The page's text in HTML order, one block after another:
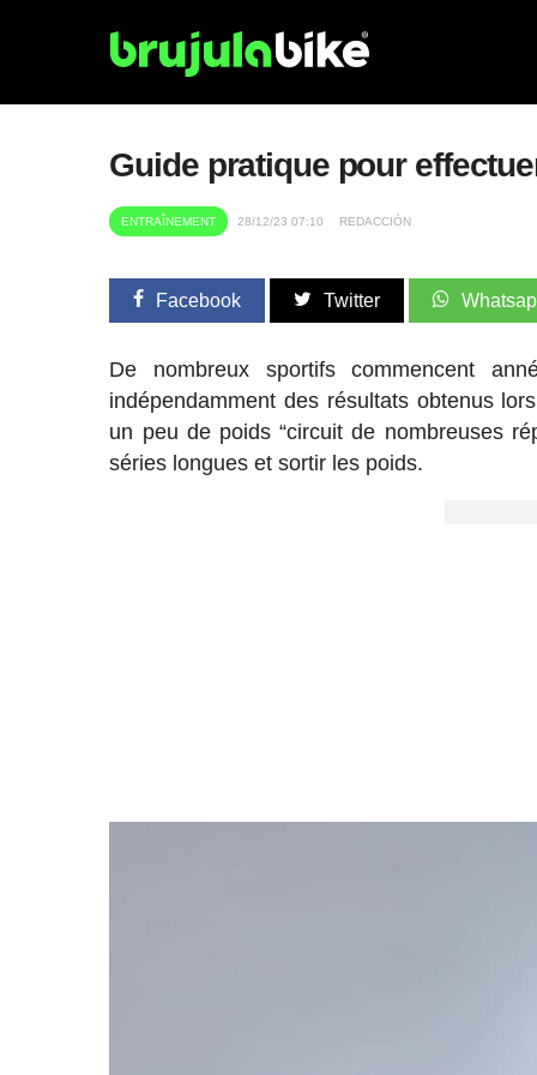
Guide pratique pour
ENTRAÎNEMENT 28/12/23 07:10 REDACCIÓN
Facebook Twitter
De nombreux sportifs commencent
indépendamment des résultats obtenus
un peu de poids “circuit de nombreuses
séries longues et sortir les poids.